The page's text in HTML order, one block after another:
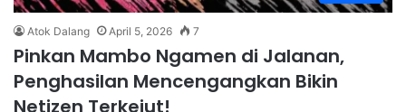
Atok Dalang April 5, 2026 7
Pinkan Mambo Ngamen di Jalanan,
Penghasilan Mencengangkan Bikin
Netizen Terkejut!